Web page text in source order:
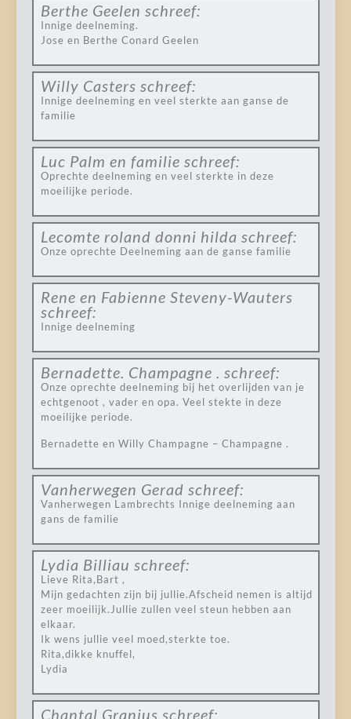
Berthe Geelen schreef:
Innige deelneming.
Jose en Berthe Conard Geelen
Willy Casters schreef:
Innige deelneming en veel sterkte aan ganse de
familie
Luc Palm en familie schreef:
Oprechte deelneming en veel sterkte in deze
moeilijke periode.
Lecomte roland donni hilda schreef:
Onze oprechte Deelneming aan de ganse familie
Rene en Fabienne Steveny-Wauters
schreef:
Innige deelneming
Bernadette. Champagne . schreef:
Onze oprechte deelneming bij het overlijden van je
echtgenoot , vader en opa. Veel stekte in deze
moeilijke periode.
Bernadette en Willy Champagne – Champagne .
Vanherwegen Gerad schreef:
Vanherwegen Lambrechts Innige deelneming aan
gans de familie
Lydia Billiau schreef:
Lieve Rita,Bart ,
Mijn gedachten zijn bij jullie.Afscheid nemen is altijd
zeer moeilijk.Jullie zullen veel steun hebben aan
elkaar.
Ik wens jullie veel moed,sterkte toe.
Rita,dikke knuffel,
Lydia
Chantal Granius schreef: